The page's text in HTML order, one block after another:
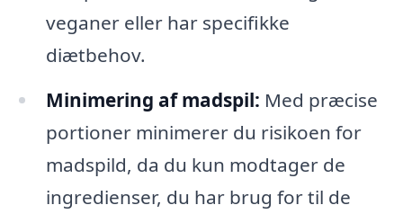
veganer eller har specifikke
diætbehov.
Minimering af madspil: Med præcise
portioner minimerer du risikoen for
madspild, da du kun modtager de
ingredienser, du har brug for til de